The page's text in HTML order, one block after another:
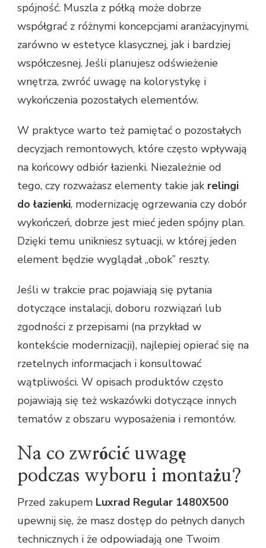
spójność. Muszla z półką może dobrze
współgrać z różnymi koncepcjami aranżacyjnymi,
zarówno w estetyce klasycznej, jak i bardziej
współczesnej. Jeśli planujesz odświeżenie
wnętrza, zwróć uwagę na kolorystykę i
wykończenia pozostałych elementów.
W praktyce warto też pamiętać o pozostałych
decyzjach remontowych, które często wpływają
na końcowy odbiór łazienki. Niezależnie od
tego, czy rozważasz elementy takie jak relingi
do łazienki, modernizację ogrzewania czy dobór
wykończeń, dobrze jest mieć jeden spójny plan.
Dzięki temu unikniesz sytuacji, w której jeden
element będzie wyglądał „obok” reszty.
Jeśli w trakcie prac pojawiają się pytania
dotyczące instalacji, doboru rozwiązań lub
zgodności z przepisami (na przykład w
kontekście modernizacji), najlepiej opierać się na
rzetelnych informacjach i konsultować
wątpliwości. W opisach produktów często
pojawiają się też wskazówki dotyczące innych
tematów z obszaru wyposażenia i remontów.
Na co zwrócić uwagę
podczas wyboru i montażu?
Przed zakupem Luxrad Regular 1480X500
upewnij się, że masz dostęp do pełnych danych
technicznych i że odpowiadają one Twoim